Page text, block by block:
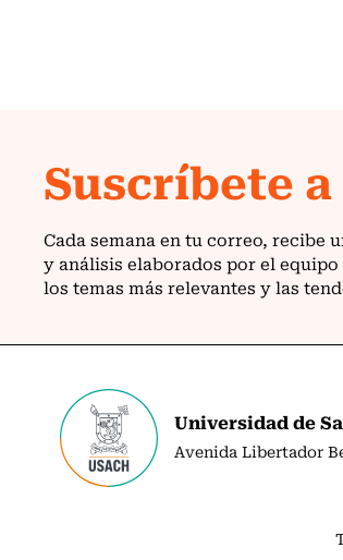
Universidad de
Avenida Libertador